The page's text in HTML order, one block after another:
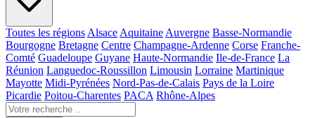
Toutes les régions Alsace Aquitaine Auvergne Basse-Normandie
Bourgogne Bretagne Centre Champagne-Ardenne Corse Franche-
Comté Guadeloupe Guyane Haute-Normandie Ile-de-France La
Réunion Languedoc-Roussillon Limousin Lorraine Martinique
Mayotte Midi-Pyrénées Nord-Pas-de-Calais Pays de la Loire
Picardie Poitou-Charentes PACA Rhône-Alpes